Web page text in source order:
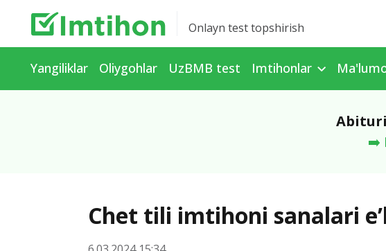
Onlayn test topshirish
Yangiliklar Oliygohlar UzBMB test Imtihonlar
➡️
Chet tili imtihoni sanalari